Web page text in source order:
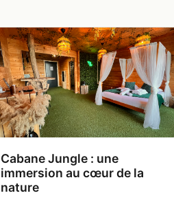
Cabane Jungle : une
immersion au cœur de la
nature